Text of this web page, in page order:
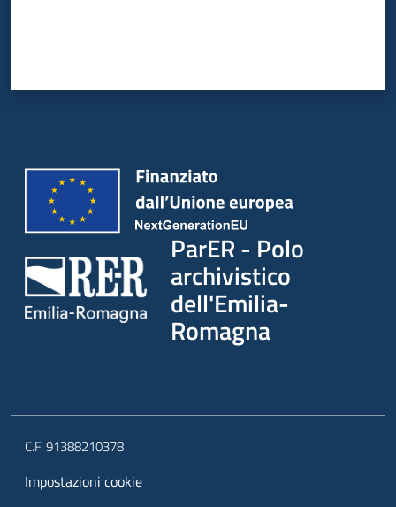
ParER - Polo
archivistico
dell'Emilia-
Romagna
C.F. 91388210378
Impostazioni cookie